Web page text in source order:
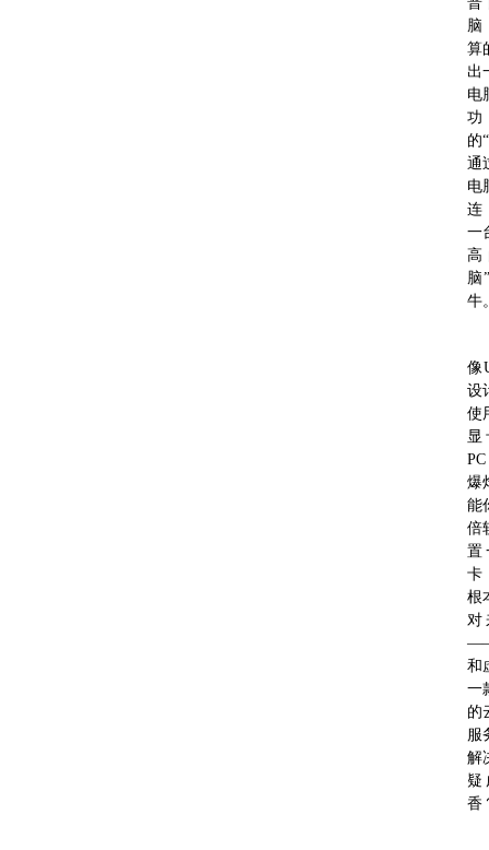
脑
算
出
电
的
通
电
连
一
脑
牛
像
设
使
显
爆
能
倍
置
卡
根
对
和
一
的
服
解
疑
香